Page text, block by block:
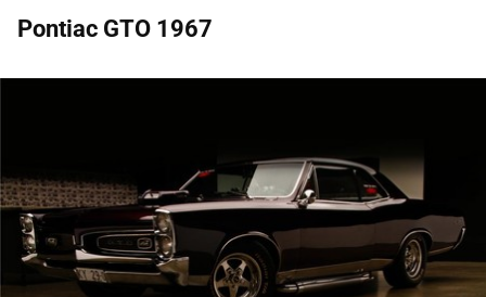
Pontiac GTO 1967